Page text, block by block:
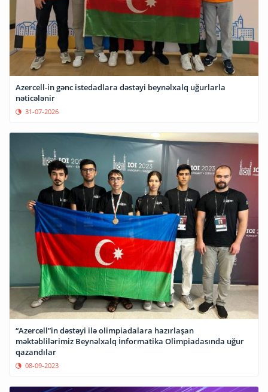
Azercell-in gənc istedadlara dəstəyi beynəlxalq uğurlarla
nəticələnir
31-07-2026
“Azercell”in dəstəyi ilə olimpiadalara hazırlaşan
məktəblilərimiz Beynəlxalq İnformatika Olimpiadasında uğur
qazandılar
08-09-2023